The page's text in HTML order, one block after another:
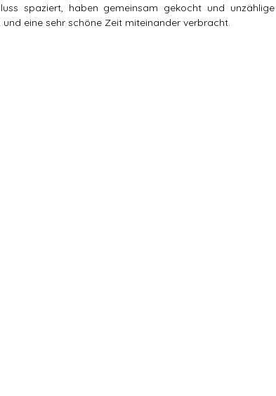
spaziert, haben gemeinsam gekocht und
eine sehr schöne Zeit miteinander verbracht.